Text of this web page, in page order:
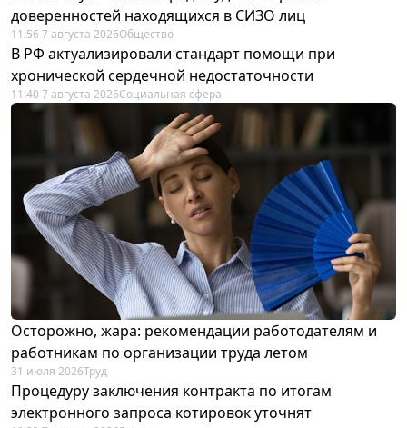
доверенностей находящихся в СИЗО лиц
11:56 7 августа 2026Общество
В РФ актуализировали стандарт помощи при
хронической сердечной недостаточности
11:40 7 августа 2026Социальная сфера
Осторожно, жара: рекомендации работодателям и
работникам по организации труда летом
31 июля 2026Труд
Процедуру заключения контракта по итогам
электронного запроса котировок уточнят